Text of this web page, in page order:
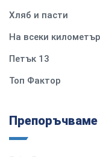
Хляб и пасти
На всеки километър
Петък 13
Топ Фактор
Препоръчваме